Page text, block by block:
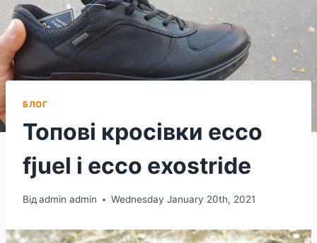
БЛОГ
Топові кросівки ecco
fjuel і ecco exostride
Від admin admin Wednesday January 20th, 2021